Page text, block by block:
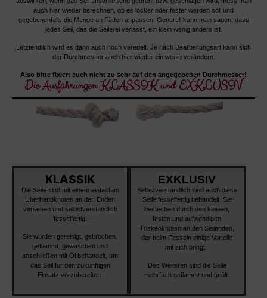
auch hier wieder berechnen, ob es locker oder fester werden soll und
gegebenenfalls die Menge an Fäden anpassen. Generell kann man sagen, dass
jedes Seil, das die Seilerei verlässt, ein klein wenig anders ist.
Letztendlich wird es dann auch noch veredelt. Je nach Bearbeitungsart kann sich
der Durchmesser auch hier wieder ein wenig verändern.
Also bitte fixiert euch nicht zu sehr auf den angegebenen Durchmesser!
Die Ausführungen KLASSIK und EXKLUSIV
KLASSIK
Die Seile sind mit einem einfachen
Überhandknoten an den Enden
versehen und selbstverständlich
fesselfertig.
Sie wurden gereinigt, gebrochen,
geflämmt, gewaschen und
anschließen mit Öl behandelt, um
das Seil für den zukünftigen
Einsatz vorzubereiten.
EXKLUSIV
Selbstverständlich sind auch diese
Seile fesselfertig behandelt. Sie
bestechen durch den kleinen,
festen und aufwendigen
Triskenknoten an den Seilenden,
der beim Fesseln einige Vorteile
mit sich bringt.
Des Weiteren sind die Seile
mehrfach geflammt und geölt.